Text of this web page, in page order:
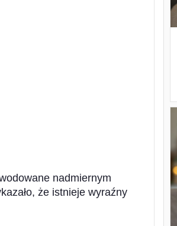
nadmiernym
że istnieje wyraźny